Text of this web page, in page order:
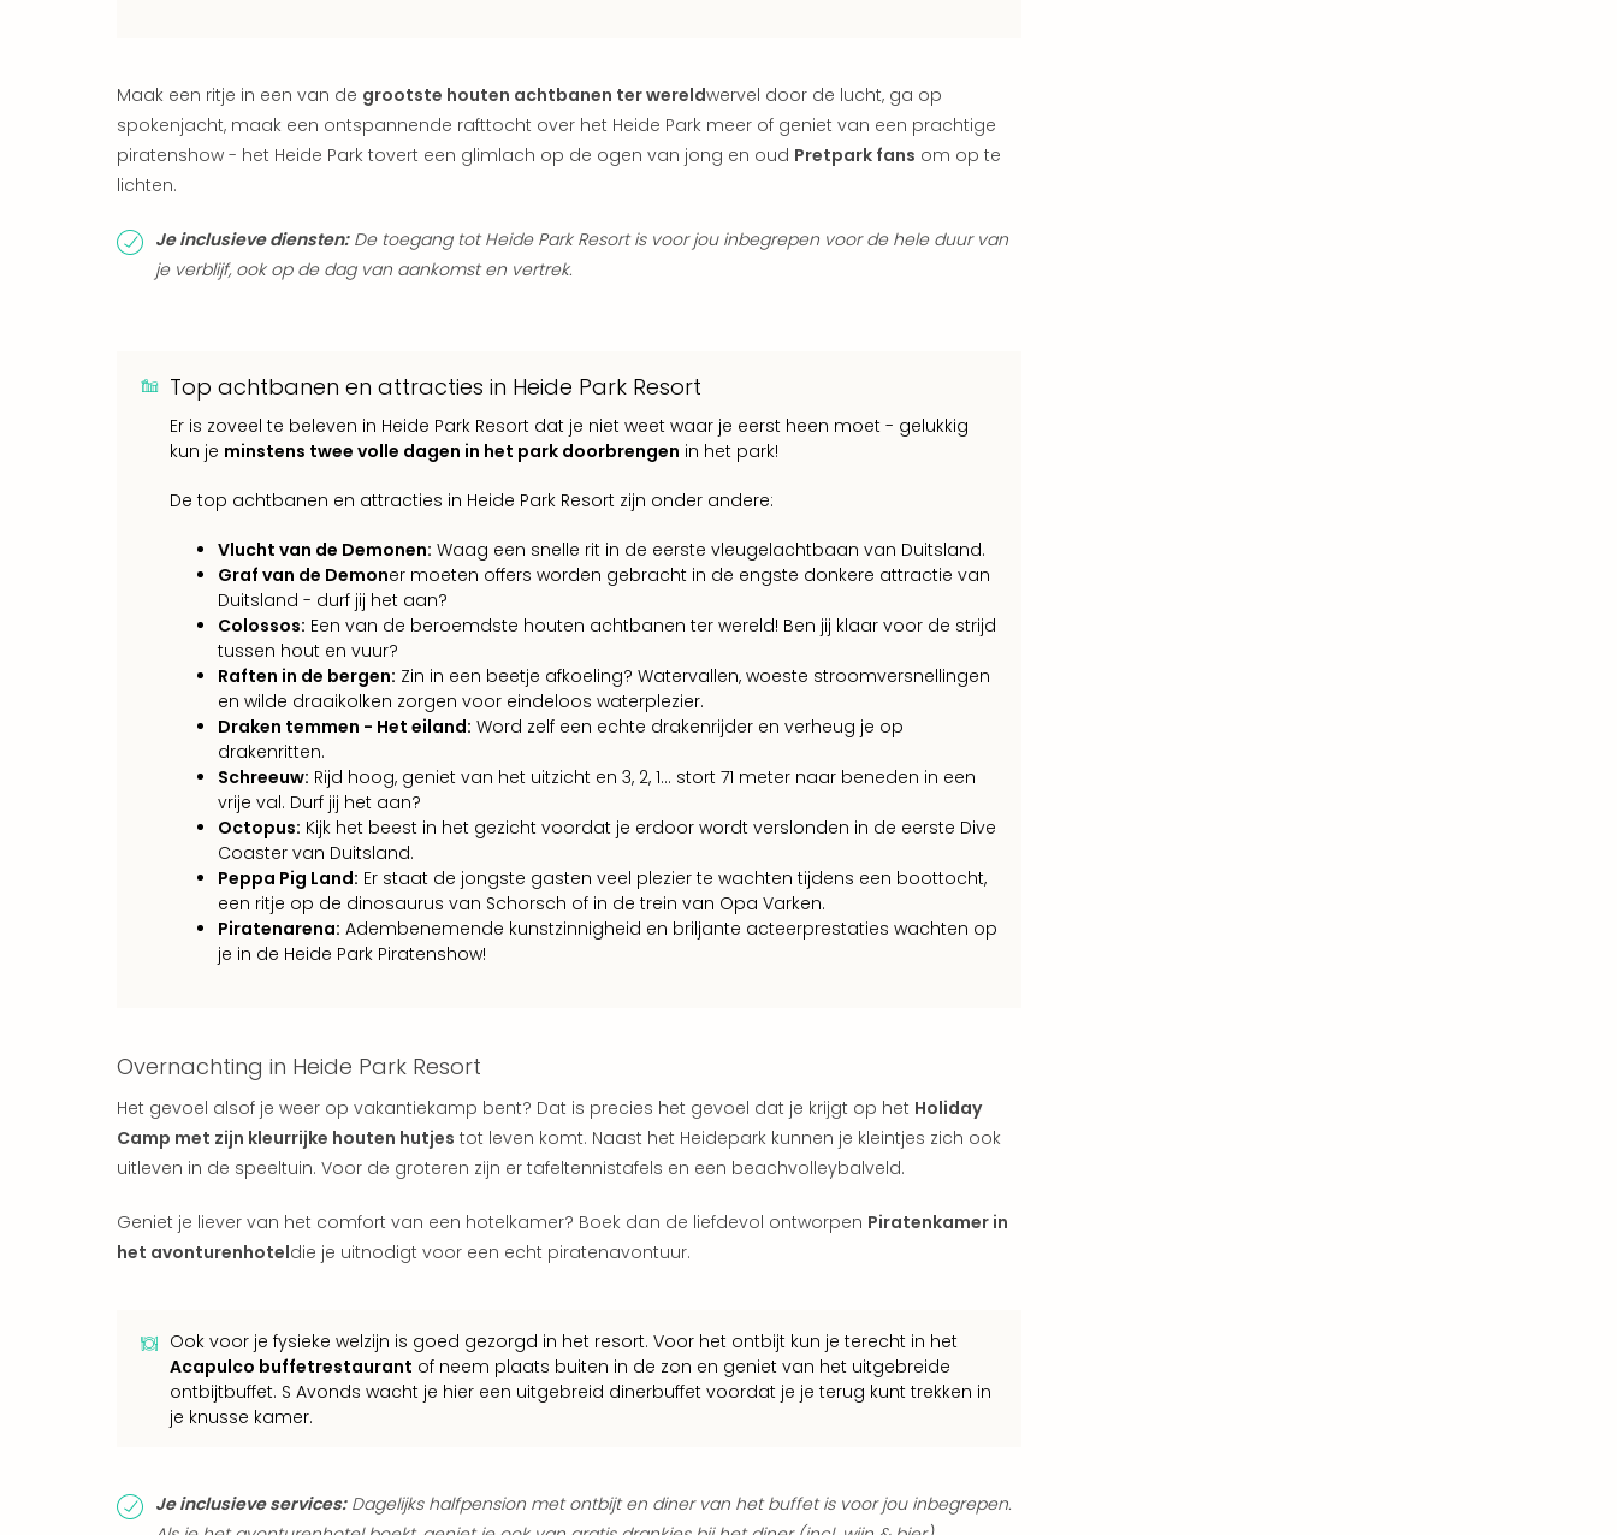
Maak een ritje in een van de grootste houten achtbanen ter wereldwervel door de lucht, ga op
spokenjacht, maak een ontspannende rafttocht over het Heide Park meer of geniet van een prachtige
piratenshow - het Heide Park tovert een glimlach op de ogen van jong en oud Pretpark fans om op te
lichten.
Je inclusieve diensten:De toegang tot Heide Park Resort is voor jou inbegrepen voor de hele duur van
je verblijf, ook op de dag van aankomst en vertrek.
Top achtbanen en attracties in Heide Park Resort
Er is zoveel te beleven in Heide Park Resort dat je niet weet waar je eerst heen moet - gelukkig
kun je minstens twee volle dagen in het park doorbrengen in het park!
De top achtbanen en attracties in Heide Park Resort zijn onder andere:
Vlucht van de Demonen: Waag een snelle rit in de eerste vleugelachtbaan van Duitsland.
Graf van de Demoner moeten offers worden gebracht in de engste donkere attractie van
Duitsland - durf jij het aan?
Colossos: Een van de beroemdste houten achtbanen ter wereld! Ben jij klaar voor de strijd
tussen hout en vuur?
Raften in de bergen: Zin in een beetje afkoeling? Watervallen, woeste stroomversnellingen
en wilde draaikolken zorgen voor eindeloos waterplezier.
Draken temmen - Het eiland: Word zelf een echte drakenrijder en verheug je op
drakenritten.
Schreeuw: Rijd hoog, geniet van het uitzicht en 3, 2, 1... stort 71 meter naar beneden in een
vrije val. Durf jij het aan?
Octopus: Kijk het beest in het gezicht voordat je erdoor wordt verslonden in de eerste Dive
Coaster van Duitsland.
Peppa Pig Land: Er staat de jongste gasten veel plezier te wachten tijdens een boottocht,
een ritje op de dinosaurus van Schorsch of in de trein van Opa Varken.
Piratenarena: Adembenemende kunstzinnigheid en briljante acteerprestaties wachten op
je in de Heide Park Piratenshow!
Overnachting in Heide Park Resort
Het gevoel alsof je weer op vakantiekamp bent? Dat is precies het gevoel dat je krijgt op het Holiday
Camp met zijn kleurrijke houten hutjes tot leven komt. Naast het Heidepark kunnen je kleintjes zich ook
uitleven in de speeltuin. Voor de groteren zijn er tafeltennistafels en een beachvolleybalveld.
Geniet je liever van het comfort van een hotelkamer? Boek dan de liefdevol ontworpen Piratenkamer in
het avonturenhoteldie je uitnodigt voor een echt piratenavontuur.
Ook voor je fysieke welzijn is goed gezorgd in het resort. Voor het ontbijt kun je terecht in het
Acapulco buffetrestaurant of neem plaats buiten in de zon en geniet van het uitgebreide
ontbijtbuffet. S Avonds wacht je hier een uitgebreid dinerbuffet voordat je je terug kunt trekken in
je knusse kamer.
Je inclusieve services:Dagelijks halfpension met ontbijt en diner van het buffet is voor jou inbegrepen.